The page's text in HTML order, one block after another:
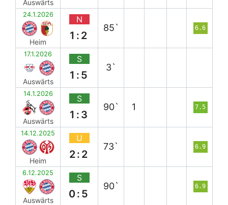
Auswärts
24.1.2026
Heim
N
1:2
85` 6.6
17.1.2026
Auswärts
S
1:5
3`
14.1.2026
Auswärts
S
1:3
90` 1 7.5
14.12.2025
Heim
U
2:2
73` 6.9
6.12.2025
Auswärts
S
0:5
90` 6.9